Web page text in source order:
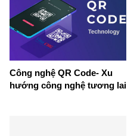
Công nghệ QR Code- Xu
hướng công nghệ tương lai